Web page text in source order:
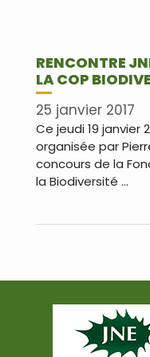
RENCONTRE
LA COP
25 janvier 2017
Ce jeudi 19 janvier
organisée par
concours de la
la Biodiversité …